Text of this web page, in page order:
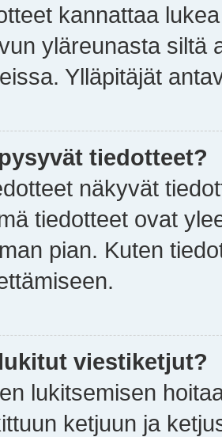
kannattaa
yläreunasta siltä
Ylläpitäjät
tiedotteet?
näkyvät
tiedotteet ovat
pian. Kuten
viestiketjut?
lukitsemisen
ketjuun ja